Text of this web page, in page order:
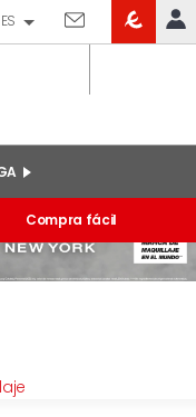
y online
ES
Compra fácil